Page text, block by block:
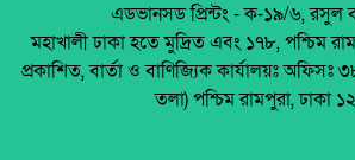
মালয়েশিয়ায় ইমিগ্রেশনের
২৪ অবৈধ অভিবাসী আটক
থাইল্যান্ডে রিসোর্ট থেকে ২১
এডভানসড প্রিন্টং - ক-১৯/৬, রসুল
মহাখালী ঢাকা হতে মুদ্রিত এবং ১৭৮, পশ্চিম
প্রকাশিত, বার্তা ও বাণিজ্যিক কার্যালয়ঃ
তলা) পশ্চিম রামপুরা, ঢাকা